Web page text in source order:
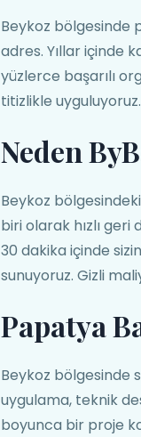
Beykoz bölgesinde
adres. Yıllar içinde
yüzlerce başarılı
titizlikle uyguluyoruz.
Neden
Beykoz
biri olarak hızlı
30 dakika içinde
sunuyoruz. Gizli
Papatya
Beykoz bölgesinde
uygulama, teknik
boyunca bir proje